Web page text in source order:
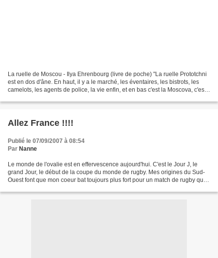
La ruelle de Moscou - Ilya Ehrenbourg (livre de poche) "La ruelle Prototchni
est en dos d'âne. En haut, il y a le marché, les éventaires, les bistrots, les
camelots, les agents de police, la vie enfin, et en bas c'est la Moscova, c'est-
Allez France !!!!
Publié le 07/09/2007 à 08:54
Par Nanne
Le monde de l'ovalie est en effervescence aujourd'hui. C'est le Jour J, le
grand Jour, le début de la coupe du monde de rugby. Mes origines du Sud-
Ouest font que mon coeur bat toujours plus fort pour un match de rugby que